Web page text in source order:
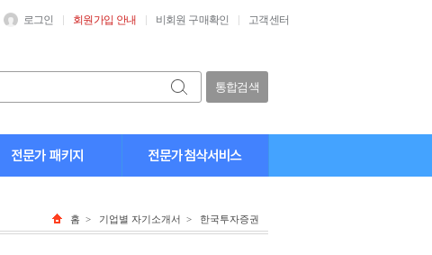
로그인 회원가입 안내 비회원 구매확인 고객센터
통합검색
홈 > 기업별 자기소개서 > 한국투자증권